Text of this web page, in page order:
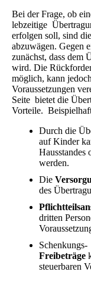
Bei der Frage, ob
lebzeitige
erfolgen soll, sind
abzuwägen. Gegen
zunächst, dass dem
wird. Die
möglich, kann
Voraussetzungen
Seite bietet die
Vorteile.
Durch die
auf Kinder
Hausstandes
werden.
Die
des
dritten
Freibeträge
steuerbaren